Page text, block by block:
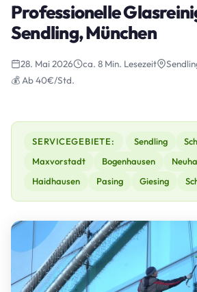
Professionelle
Sendling, München
28. Mai 2026 ca. 8 Min. Lesezeit
💰 Ab 40€/Std.
SERVICEGEBIETE: Sendling
Maxvorstadt
Bogenhausen
Haidhausen
Pasing Giesing